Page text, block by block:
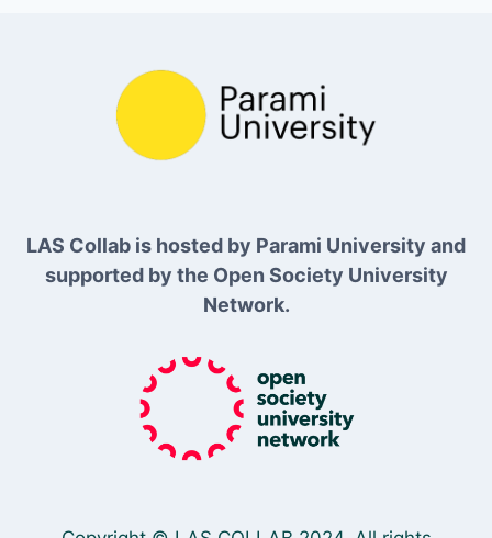
LAS Collab is hosted by Parami University and
supported by the Open Society University
Network.